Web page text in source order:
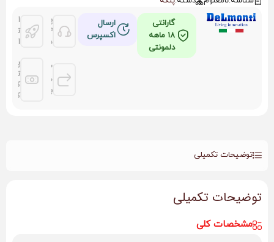
گارانتی
18 ماهه
دلمونتی
ارسال
اکسپرس
پشتیانی
24
ساعته
امکان
ضمانت
بازگشت
توسط
کلیه
کارتها
توضیحات تکمیلی
توضیحات تکمیلی
مشخصات کلی